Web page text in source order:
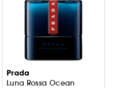
Prada
Luna Rossa Ocean